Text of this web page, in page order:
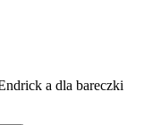
a dla bareczki